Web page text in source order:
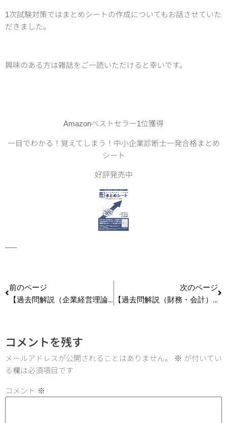
1次試験対策ではまとめシートの作成についてもお話させていた
だきました。
興味のある方は雑誌をご一読いただけると幸いです。
Amazonベストセラー1位獲得
一目でわかる！覚えてしまう！中小企業診断士一発合格まとめ
シート
好評発売中
—–
前のページ
【過去問解説（企業経営理論）】Ｈ30第32問 チャネル戦略・サービスマーケティング
次のページ
【過去問解説（財務・会計）】Ｈ30第15問 オプション取引
コメントを残す
メールアドレスが公開されることはありません。 ※ が付いてい
る欄は必須項目です
コメント ※